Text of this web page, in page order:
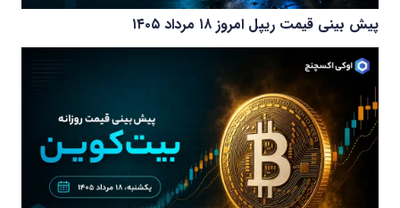
پیش بینی قیمت ریپل امروز ۱۸ مرداد ۱۴۰۵